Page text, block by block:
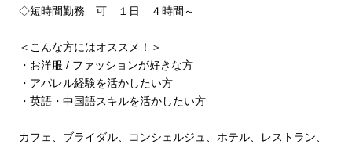
◇短時間勤務 可 １日 ４時間～
＜こんな方にはオススメ！＞
・お洋服 / ファッションが好きな方
・アパレル経験を活かしたい方
・英語・中国語スキルを活かしたい方
カフェ、ブライダル、コンシェルジュ、ホテル、レストラン、